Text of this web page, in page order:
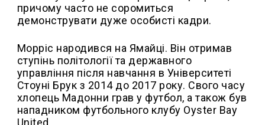
причому часто не соромиться
демонструвати дуже особисті кадри.
Морріс народився на Ямайці. Він отримав
ступінь політології та державного
управління після навчання в Університеті
Стоуні Брук з 2014 до 2017 року. Свого часу
хлопець Мадонни грав у футбол, а також був
нападником футбольного клубу Oyster Bay
United.